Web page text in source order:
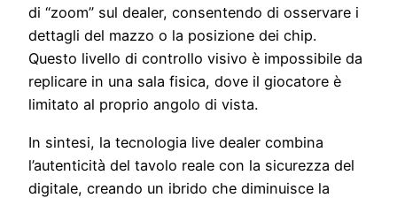
di “zoom” sul dealer, consentendo di osservare i
dettagli del mazzo o la posizione dei chip.
Questo livello di controllo visivo è impossibile da
replicare in una sala fisica, dove il giocatore è
limitato al proprio angolo di vista.
In sintesi, la tecnologia live dealer combina
l’autenticità del tavolo reale con la sicurezza del
digitale, creando un ibrido che diminuisce la